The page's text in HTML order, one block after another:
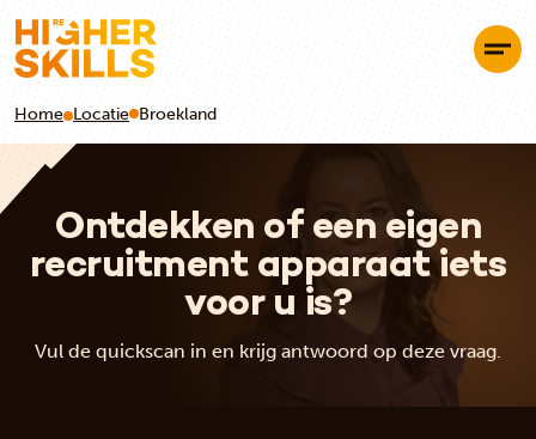
Home Locatie Broekland
Ontdekken of een eigen
recruitment apparaat iets
voor u is?
Vul de quickscan in en krijg antwoord op deze vraag.